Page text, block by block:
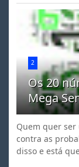
2
Os 20
Mega
Quem quer
contra as
disso e está